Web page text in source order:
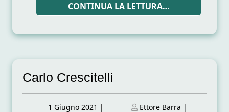
CONTINUA LA LETTURA…
Carlo Crescitelli
Posted
1 Giugno 2021 |
Posted
Ettore Barra |